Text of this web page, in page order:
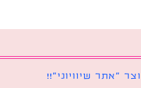
שיוויוני״!!